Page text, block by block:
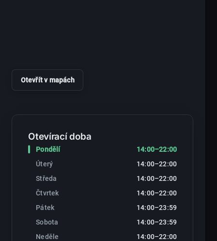
Otevřít v mapách
Otevírací doba
Pondělí
14:00–22:00
Úterý
14:00–22:00
Středa
14:00–22:00
Čtvrtek
14:00–22:00
Pátek
14:00–23:59
Sobota
14:00–23:59
Neděle
14:00–22:00